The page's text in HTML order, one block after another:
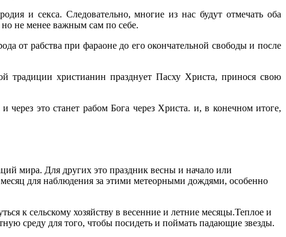
и секса. Следовательно, многие из нас будут отмечать оба
не менее важным сам по себе.
от рабства при фараоне до его окончательной свободы и после
традиции христианин празднует Пасху Христа, принося свою
это станет рабом Бога через Христа. и, в конечном итоге,
мира. Для других это праздник весны и начало или
для наблюдения за этими метеорными дождями, особенно
к сельскому хозяйству в весенние и летние месяцы.Теплое и
среду для того, чтобы посидеть и поймать падающие звезды.